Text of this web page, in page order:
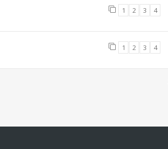
1 2 3 4
1 2 3 4